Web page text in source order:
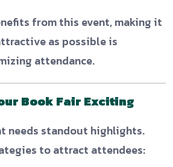
from this event, making it
as possible is
attendance.
Book Fair Exciting
needs standout highlights.
to attract attendees: